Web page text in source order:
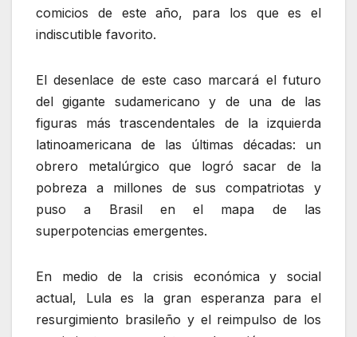
comicios de este año, para los que es el
indiscutible favorito.
El desenlace de este caso marcará el futuro
del gigante sudamericano y de una de las
figuras más trascendentales de la izquierda
latinoamericana de las últimas décadas: un
obrero metalúrgico que logró sacar de la
pobreza a millones de sus compatriotas y
puso a Brasil en el mapa de las
superpotencias emergentes.
En medio de la crisis económica y social
actual, Lula es la gran esperanza para el
resurgimiento brasileño y el reimpulso de los